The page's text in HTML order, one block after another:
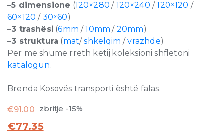
–5 dimensione (120×280 / 120×240 /120×120 /
60×120 / 30×60)
–3 trashësi (6mm/10mm / 20mm)
–3 struktura (mat/shkëlqim /vrazhdë)
Për më shumë rreth këtij koleksioni shfletoni
katalogun.
Brenda Kosovës transporti është falas.
€91.00 zbritje -15%
€77.35